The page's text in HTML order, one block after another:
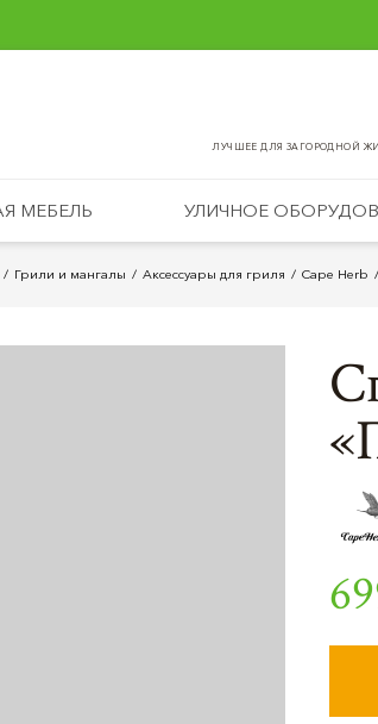
ЛУЧШЕЕ ДЛЯ ЗАГОРОДНОЙ
МЕБЕЛЬ УЛИЧНОЕ
Грили и мангалы Аксессуары для гриля Cape Herb